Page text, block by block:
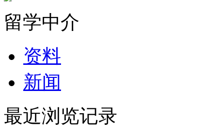
留学中介
资料
新闻
最近浏览记录